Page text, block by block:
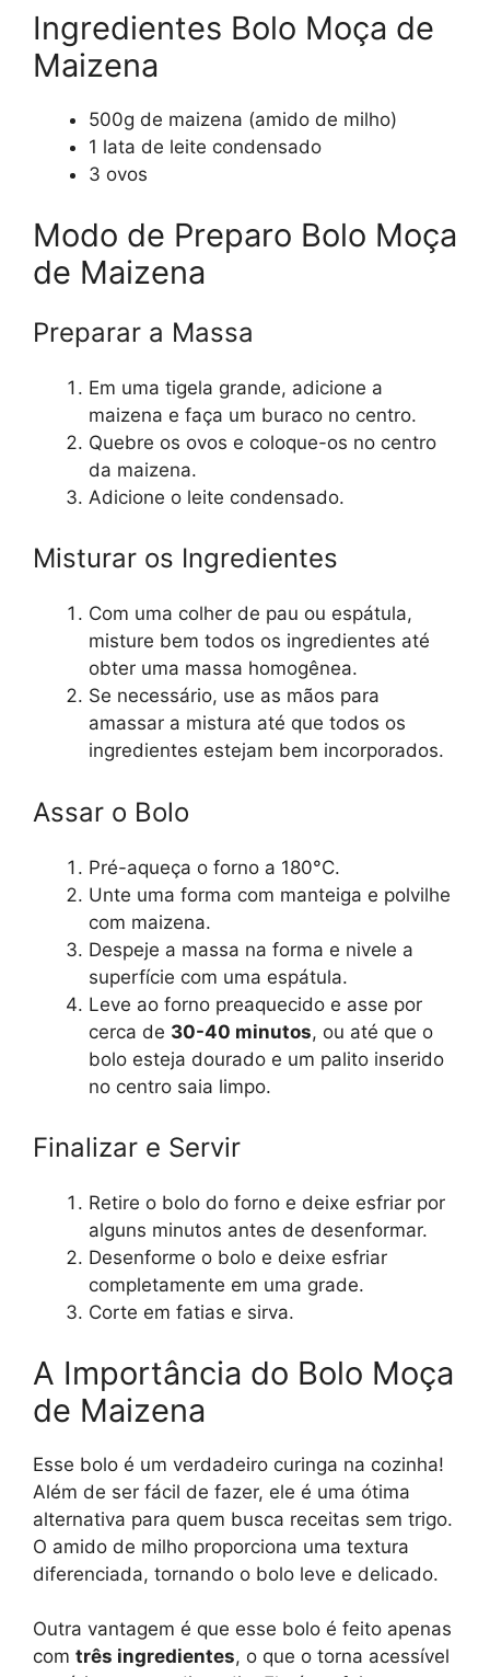
Ingredientes Bolo Moça de
Maizena
500g de maizena (amido de milho)
1 lata de leite condensado
3 ovos
Modo de Preparo Bolo Moça
de Maizena
Preparar a Massa
Em uma tigela grande, adicione a
maizena e faça um buraco no centro.
Quebre os ovos e coloque-os no centro
da maizena.
Adicione o leite condensado.
Misturar os Ingredientes
Com uma colher de pau ou espátula,
misture bem todos os ingredientes até
obter uma massa homogênea.
Se necessário, use as mãos para
amassar a mistura até que todos os
ingredientes estejam bem incorporados.
Assar o Bolo
Pré-aqueça o forno a 180°C.
Unte uma forma com manteiga e polvilhe
com maizena.
Despeje a massa na forma e nivele a
superfície com uma espátula.
Leve ao forno preaquecido e asse por
cerca de 30-40 minutos, ou até que o
bolo esteja dourado e um palito inserido
no centro saia limpo.
Finalizar e Servir
Retire o bolo do forno e deixe esfriar por
alguns minutos antes de desenformar.
Desenforme o bolo e deixe esfriar
completamente em uma grade.
Corte em fatias e sirva.
A Importância do Bolo Moça
de Maizena
Esse bolo é um verdadeiro curinga na cozinha!
Além de ser fácil de fazer, ele é uma ótima
alternativa para quem busca receitas sem trigo.
O amido de milho proporciona uma textura
diferenciada, tornando o bolo leve e delicado.
Outra vantagem é que esse bolo é feito apenas
com três ingredientes, o que o torna acessível